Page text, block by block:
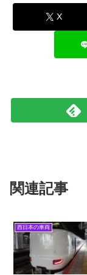
X
関連記事
西日本の車両